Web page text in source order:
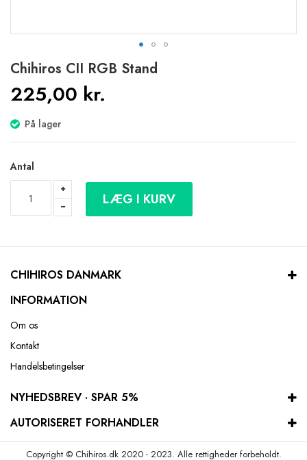
Gå
til
starten
af
billedgalleriet
Chihiros CII RGB Stand
225,00 kr.
På lager
Antal
LÆG I KURV
CHIHIROS DANMARK
INFORMATION
Om os
Kontakt
Handelsbetingelser
NYHEDSBREV · SPAR 5%
AUTORISERET FORHANDLER
Copyright © Chihiros.dk 2020 - 2023. Alle rettigheder forbeholdt.